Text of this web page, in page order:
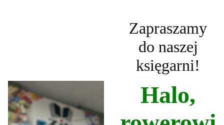
Zapraszamy
do naszej
księgarni!
Halo,